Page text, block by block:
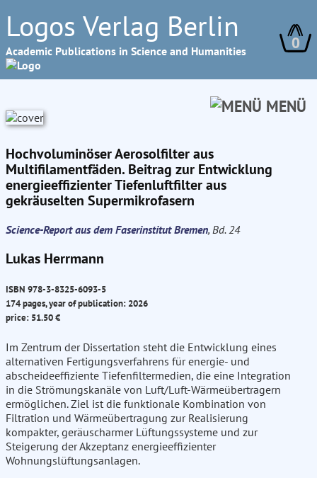
Logos Verlag Berlin
Academic Publications in Science and Humanities 0
MENÜ
Hochvoluminöser Aerosolfilter aus
Multifilamentfäden. Beitrag zur Entwicklung
energieeffizienter Tiefenluftfilter aus
gekräuselten Supermikrofasern
Science-Report aus dem Faserinstitut Bremen, Bd. 24
Lukas Herrmann
ISBN 978-3-8325-6093-5
174 pages, year of publication: 2026
price: 51.50 €
Im Zentrum der Dissertation steht die Entwicklung eines
alternativen Fertigungsverfahrens für energie- und
abscheideeffiziente Tiefenfiltermedien, die eine Integration
in die Strömungskanäle von Luft/Luft-Wärmeübertragern
ermöglichen. Ziel ist die funktionale Kombination von
Filtration und Wärmeübertragung zur Realisierung
kompakter, geräuscharmer Lüftungssysteme und zur
Steigerung der Akzeptanz energieeffizienter
Wohnungslüftungsanlagen.